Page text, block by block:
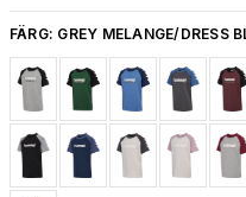
FÄRG: GREY MELANGE/DRESS